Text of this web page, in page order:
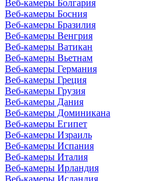
Веб-камеры Болгария
Веб-камеры Босния
Веб-камеры Бразилия
Веб-камеры Венгрия
Веб-камеры Ватикан
Веб-камеры Вьетнам
Веб-камеры Германия
Веб-камеры Греция
Веб-камеры Грузия
Веб-камеры Дания
Веб-камеры Доминикана
Веб-камеры Египет
Веб-камеры Израиль
Веб-камеры Испания
Веб-камеры Италия
Веб-камеры Ирландия